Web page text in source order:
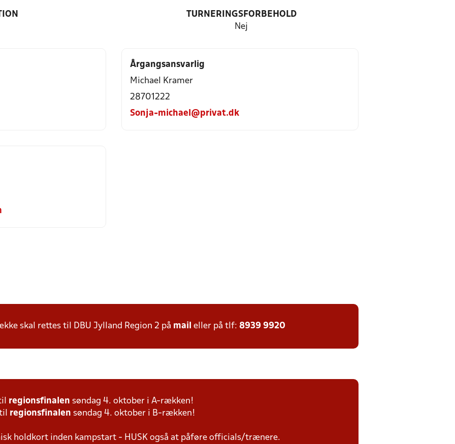
TURNERINGSFORBEHOLD
Nej
Årgangsansvarlig
Michael Kramer
28701222
Sonja-michael@privat.dk
skal rettes til DBU Jylland Region 2 på mail eller på tlf: 8939 9920
regionsfinalen søndag 4. oktober i A-rækken!
regionsfinalen søndag 4. oktober i B-rækken!
holdkort inden kampstart - HUSK også at påføre officials/trænere.